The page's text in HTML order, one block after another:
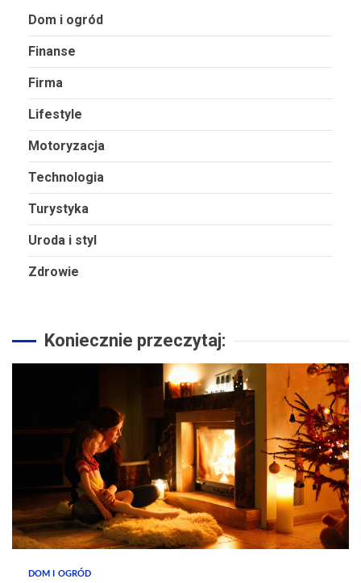
Dom i ogród
Finanse
Firma
Lifestyle
Motoryzacja
Technologia
Turystyka
Uroda i styl
Zdrowie
Koniecznie przeczytaj:
DOM I OGRÓD